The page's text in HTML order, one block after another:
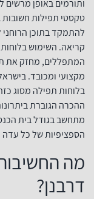
ותורמים באופן מרשים
טקסטי תפילות
להתמקד בתוכן
קריאה. השימוש בלוחות
המתפללים, מחזק את
בלוחות תפילה מסוג
ההכרה הגוברת
מתחשב בגודל בית
הספציפיות של כל עדה
מה
דרבנן?